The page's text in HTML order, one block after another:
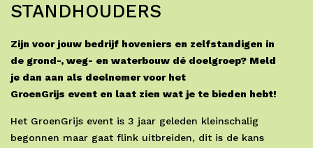
STANDHOUDERS
Zijn voor jouw bedrijf hoveniers en zelfstandigen in
de grond-, weg- en waterbouw dé doelgroep? Meld
je dan aan als deelnemer voor het
GroenGrijs event en laat zien wat je te bieden hebt!
Het GroenGrijs event is 3 jaar geleden kleinschalig
begonnen maar gaat flink uitbreiden, dit is de kans